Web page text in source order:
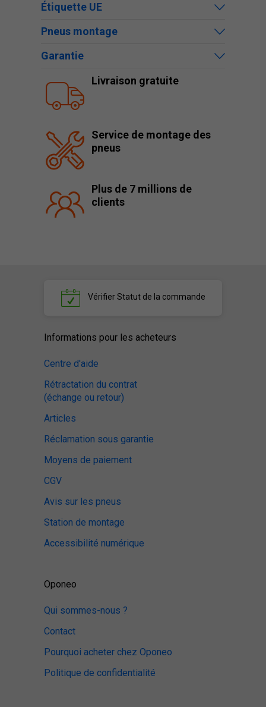
Étiquette UE
Pneus montage
Garantie
Livraison gratuite
Service de montage des
pneus
Plus de 7 millions de
clients
VérifierStatut de la commande
Informations pour les acheteurs
Centre d'aide
Rétractation du contrat
(échange ou retour)
Articles
Réclamation sous garantie
Moyens de paiement
CGV
Avis sur les pneus
Station de montage
Accessibilité numérique
Oponeo
Qui sommes-nous ?
Contact
Pourquoi acheter chez Oponeo
Politique de confidentialité